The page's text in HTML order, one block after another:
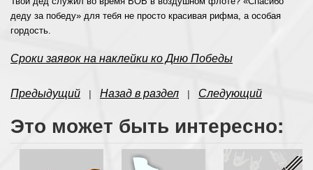
деду за победу» для тебя не просто красивая рифма, а особая
гордость.
Сроки заявок на наклейки ко Дню Победы
Предыдущий | Назад в раздел | Следующий
Это может быть интересно: